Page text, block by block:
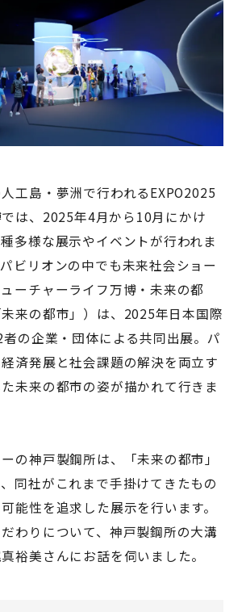
工島・夢洲で行われるEXPO2025
は、2025年4月から10月にかけ
多様な展示やイベントが行われま
ビリオンの中でも未来社会ショー
ーチャーライフ万博・未来の都
来の都市」）は、2025年日本国際
の企業・団体による共同出展。パ
済発展と社会課題の解決を両立す
未来の都市の姿が描かれて行きま
の神戸製鋼所は、「未来の都市」
同社がこれまで手掛けてきたもの
能性を追求した展示を行います。
わりについて、神戸製鋼所の大溝
裕美さんにお話を伺いました。